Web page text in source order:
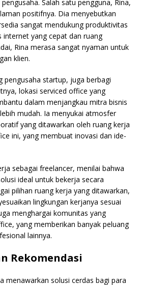
Salah satu pengguna, Rina,
positifnya. Dia menyebutkan
sangat mendukung produktivitas
internet yang cepat dan ruang
Rina merasa sangat nyaman untuk
klien.
pengusaha startup, juga berbagi
lokasi serviced office yang
dalam menjangkau mitra bisnis
mudah. Ia menyukai atmosfer
yang ditawarkan oleh ruang kerja
ini, yang membuat inovasi dan ide-
sebagai freelancer, menilai bahwa
ideal untuk bekerja secara
pilihan ruang kerja yang ditawarkan,
lingkungan kerjanya sesuai
menghargai komunitas yang
yang memberikan banyak peluang
lainnya.
Rekomendasi
menawarkan solusi cerdas bagi para